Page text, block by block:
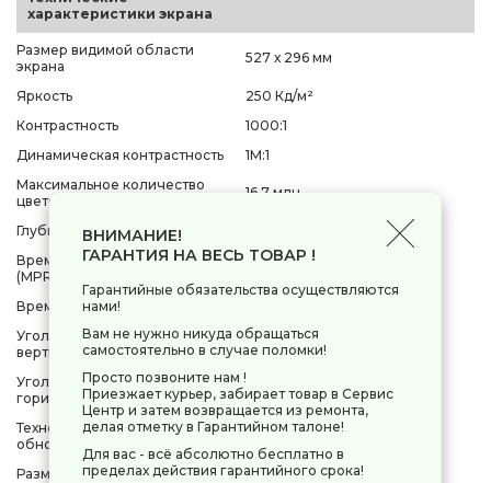
характеристики экрана
Размер видимой области
экрана
527 х 296 мм
Яркость
250 Кд/м²
Контрастность
1000:1
Динамическая контрастность
1M:1
Максимальное количество
цветов
16.7 млн.
Глубина цвета
Время отклика пикселя
(MPRT)
Время отклика пикселя (GtG)
Угол обзора по
вертикали(градус)
178°
Угол обзора по
горизонтали(градус)
178°
Технология динамического
обновления экрана
AMD FreeSync
Размер пикселя
274 мкм
ВНИМАНИЕ!
ГАРАНТИЯ НА ВЕСЬ ТОВАР !
Гарантийные обязательства осуществляются
нами!
Вам не нужно никуда обращаться
самостоятельно в случае поломки!
Просто позвоните нам !
Приезжает курьер, забирает товар в Сервис
Центр и затем возвращается из ремонта,
делая отметку в Гарантийном талоне!
Для вас - всё абсолютно бесплатно в
пределах действия гарантийного срока!